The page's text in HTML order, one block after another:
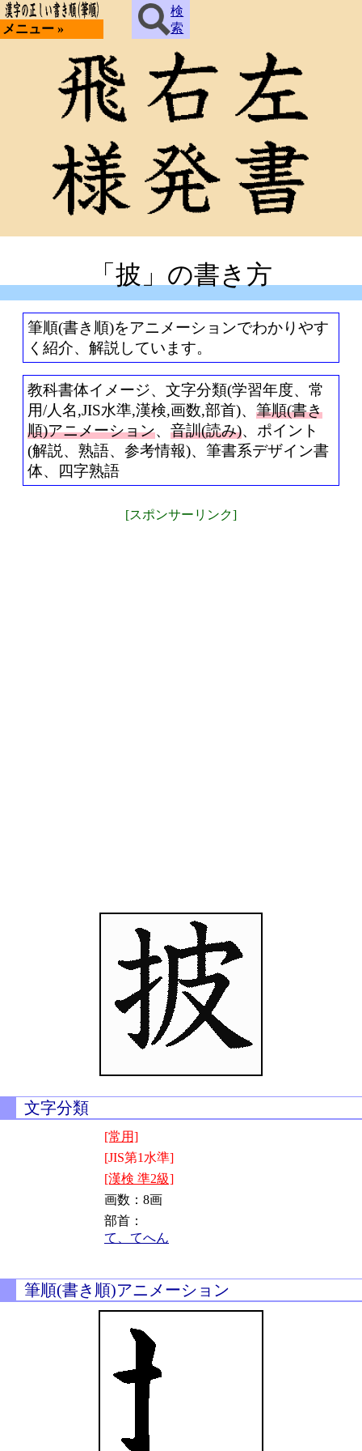
メニュー »
検
索
「披」の書き方
筆順(書き順)をアニメーションでわかりやす
く紹介、解説しています。
教科書体イメージ、文字分類(学習年度、常
用/人名,JIS水準,漢検,画数,部首)、 筆順(書き
順)アニメーション、 音訓(読み)、ポイント
(解説、熟語、参考情報)、筆書系デザイン書
体、四字熟語
[スポンサーリンク]
文字分類
[常用]
[JIS第1水準]
[漢検 準2級]
画数：8画
部首：
て、てへん
筆順(書き順)アニメーション